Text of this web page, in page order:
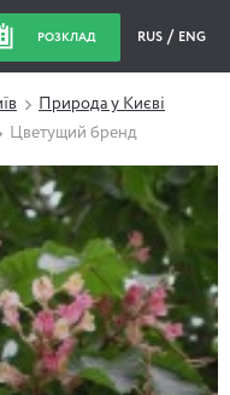
РОЗКЛАД RUS ENG
Природа у Києві
Цветущий бренд